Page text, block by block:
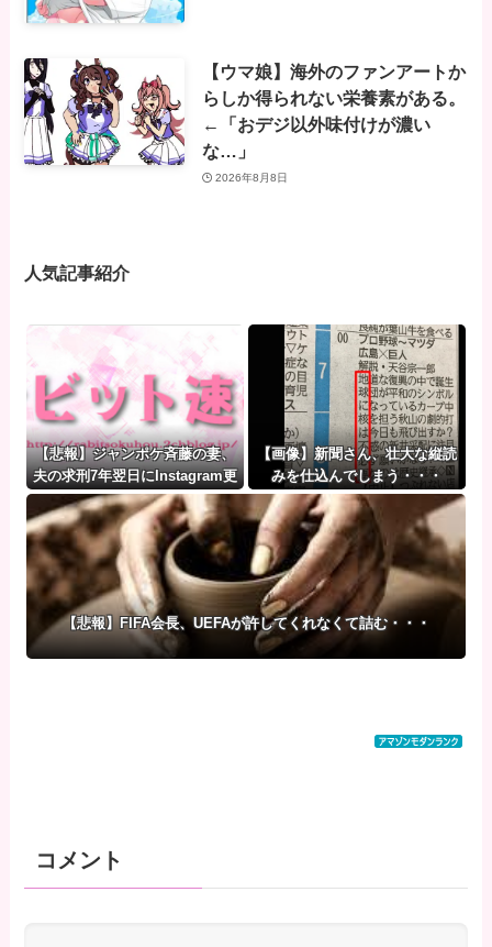
【ウマ娘】海外のファンアートか
らしか得られない栄養素がある。
←「おデジ以外味付けが濃い
な…」
2026年8月8日
人気記事紹介
【悲報】ジャンポケ斉藤の妻、
夫の求刑7年翌日にInstagram更
新「楽しすぎた」
【画像】新聞さん、壮大な縦読
みを仕込んでしまう・・・
【悲報】FIFA会長、UEFAが許してくれなくて詰む・・・
コメント